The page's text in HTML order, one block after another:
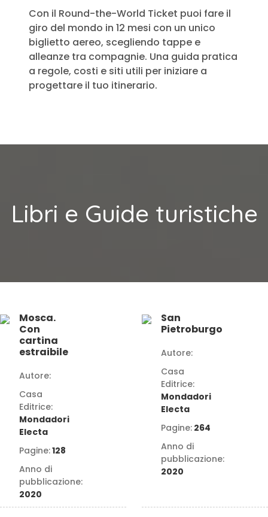
Con il Round-the-World Ticket puoi fare il
giro del mondo in 12 mesi con un unico
biglietto aereo, scegliendo tappe e
alleanze tra compagnie. Una guida pratica
a regole, costi e siti utili per iniziare a
progettare il tuo itinerario.
Libri e Guide turistiche
Mosca.
Con
cartina
estraibile
Autore:
Casa
Editrice:
Mondadori
Electa
Pagine:128
Anno di
pubblicazione:
2020
San
Pietroburgo
Autore:
Casa
Editrice:
Mondadori
Electa
Pagine: 264
Anno di
pubblicazione:
2020